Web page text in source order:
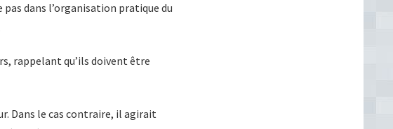
dans l’organisation pratique du
rappelant qu’ils doivent être
Dans le cas contraire, il agirait